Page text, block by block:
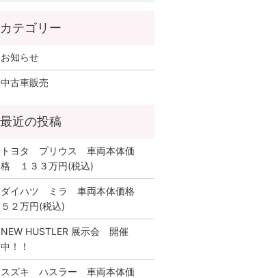
お知らせ
中古車販売
トヨタ プリウス 車両本体価
格 １３３万円(税込)
ダイハツ ミラ 車両本体価格
５２万円(税込)
NEW HUSTLER 展示会 開催
中！！
スズキ ハスラー 車両本体価